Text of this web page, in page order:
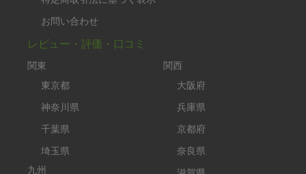
お問い合わせ
レビュー・評価・口コミ
関東
東京都
神奈川県
千葉県
埼玉県
九州
関西
大阪府
兵庫県
京都府
奈良県